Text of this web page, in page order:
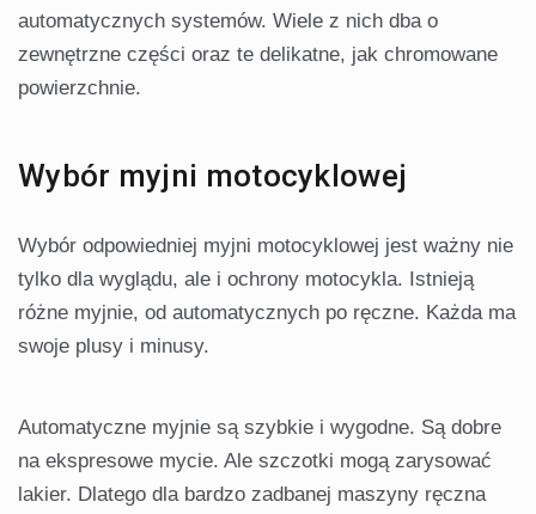
automatycznych systemów. Wiele z nich dba o
zewnętrzne części oraz te delikatne, jak chromowane
powierzchnie.
Wybór myjni motocyklowej
Wybór odpowiedniej myjni motocyklowej jest ważny nie
tylko dla wyglądu, ale i ochrony motocykla. Istnieją
różne myjnie, od automatycznych po ręczne. Każda ma
swoje plusy i minusy.
Automatyczne myjnie są szybkie i wygodne. Są dobre
na ekspresowe mycie. Ale szczotki mogą zarysować
lakier. Dlatego dla bardzo zadbanej maszyny ręczna